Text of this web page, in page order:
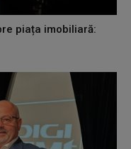
piața imobiliară: